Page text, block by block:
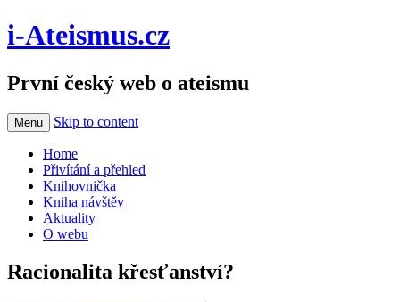
i-Ateismus.cz
První český web o ateismu
Menu Skip to content
Home
Přivítání a přehled
Knihovnička
Kniha návštěv
Aktuality
O webu
Racionalita křesťanství?